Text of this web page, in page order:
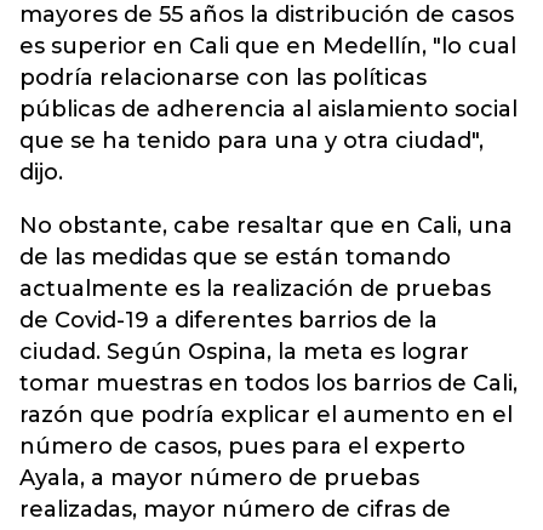
mayores de 55 años la distribución de casos
es superior en Cali que en Medellín, "lo cual
podría relacionarse con las políticas
públicas de adherencia al aislamiento social
que se ha tenido para una y otra ciudad",
dijo.
No obstante, cabe resaltar que en Cali, una
de las medidas que se están tomando
actualmente es la realización de pruebas
de Covid-19 a diferentes barrios de la
ciudad. Según Ospina, la meta es lograr
tomar muestras en todos los barrios de Cali,
razón que podría explicar el aumento en el
número de casos, pues para el experto
Ayala, a mayor número de pruebas
realizadas, mayor número de cifras de